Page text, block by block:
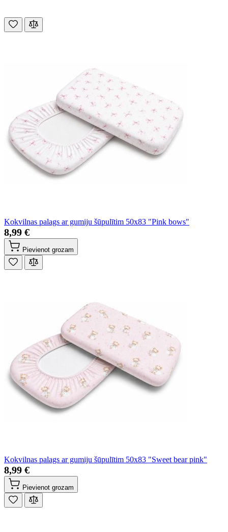
Kokvilnas palags ar gumiju šūpulītim 50x83 "Pink bows"
8,99 €
Pievienot grozam
Kokvilnas palags ar gumiju šūpulītim 50x83 "Sweet bear pink"
8,99 €
Pievienot grozam